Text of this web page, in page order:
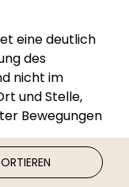
eine deutlich
des
nicht im
und Stelle,
Bewegungen